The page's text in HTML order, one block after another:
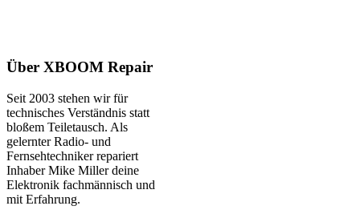
Über XBOOM Repair
Seit 2003 stehen wir für
technisches Verständnis statt
bloßem Teiletausch. Als
gelernter Radio- und
Fernsehtechniker repariert
Inhaber Mike Miller deine
Elektronik fachmännisch und
mit Erfahrung.